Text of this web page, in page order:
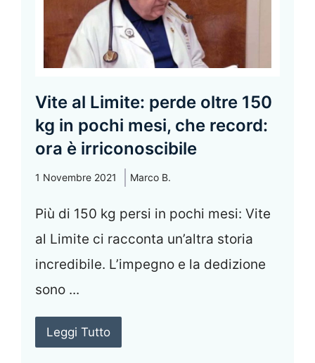
Vite al Limite: perde oltre 150
kg in pochi mesi, che record:
ora è irriconoscibile
1 Novembre 2021 Marco B.
Più di 150 kg persi in pochi mesi: Vite
al Limite ci racconta un’altra storia
incredibile. L’impegno e la dedizione
sono ...
Leggi Tutto